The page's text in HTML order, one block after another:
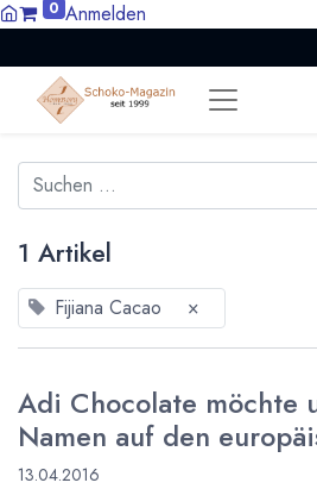
0 Anmelden
1 Artikel
Fijiana Cacao ×
Adi Chocolate möchte
Namen auf den
13.04.2016